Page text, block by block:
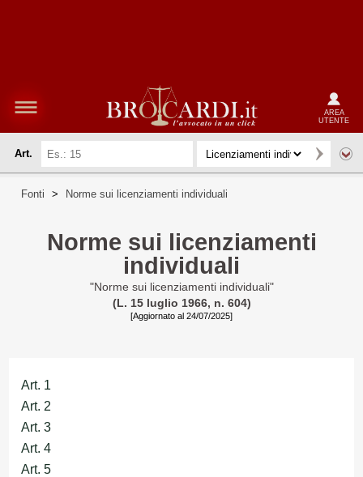
AREA
UTENTE
Art.
Fonti > Norme sui licenziamenti individuali
Norme sui licenziamenti
individuali
"Norme sui licenziamenti individuali"
(L. 15 luglio 1966, n. 604)
[Aggiornato al 24/07/2025]
Art. 1
Art. 2
Art. 3
Art. 4
Art. 5